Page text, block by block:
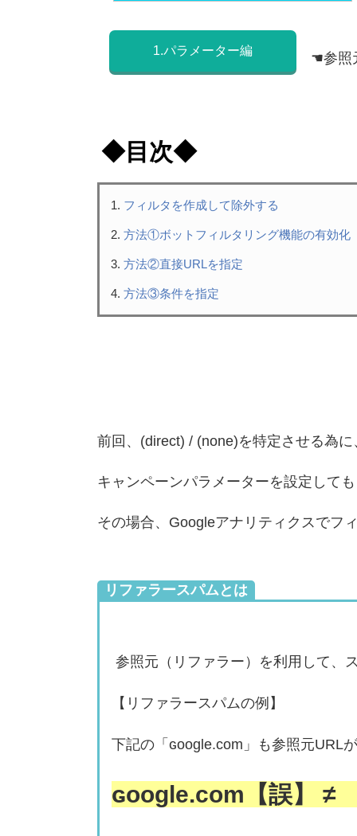
1.パラメーター編 ☚参照
◆目次◆
フィルタを作成して除外する
方法①ボットフィルタリング機能の有効化
方法②直接URLを指定
方法③条件を指定
前回、 (direct) / (none)を特定させる為
キャンペーンパラメーターを設定して
その場合、Googleアナリティクスでフ
リファラースパムとは
参照元（リファラー）を利用して、
【リファラースパムの例】
下記の「 ɢoogle.com」も参照元URL
ɢoogle.com【誤】 ≠